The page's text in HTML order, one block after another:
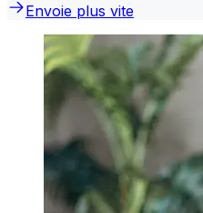
Envoie plus vite